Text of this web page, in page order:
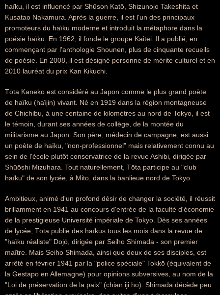
haïku, il est influencé par Shūson Katō, Shizunojo Takeshita et
Kusatao Nakamura. Après la guerre, il est l'un des principaux
promoteurs du haïku moderne et introduit la métaphore dans la
poésie haïku. En 1962, il fonde le groupe Kaitei. Il a publié, en
commençant par l'anthologie Shounen, plus de cinquante recueils
de poésie. En 2008, il est désigné personne de mérite culturel et en
2010 lauréat du prix Kan Kikuchi.
Tōta Kaneko est considéré au Japon comme le plus grand poète
de haïku (haïjin) vivant. Né en 1919 dans la région montagneuse
de Chichibu, à une centaine de kilomètres au nord de Tokyo, il est
le témoin, durant ses années de collège, de la montée du
militarisme au Japon. Son père, médecin de campagne, est aussi
un poète de haïku, "non-professionnel" mais relativement connu au
sein de l'école plutôt conservatrice de la revue Ashibi, dirigée par
Shūōshi Mizuhara. Tout naturellement, Tōta participe au "club
haïku" de son lycée, à Mito, dans la banlieue nord de Tokyo.
Ambitieux, animé d'un profond désir de changer la société, il réussit
brillamment en 1941 au concours d'entrée de la faculté d'économie
de la prestigieuse Université impériale de Tokyo. Dès ses années
de lycée, Tōta publie des haïkus tous les mois dans la revue de
"haïku réaliste" Dojō, dirigée par Seiho Shimada - son premier
maître. Mais Seiho Shimada, ainsi que deux de ses disciples, est
arrêté en février 1941 par la "police spéciale" Tokkō (équivalent de
la Gestapo en Allemagne) pour opinions subversives, au nom de la
"Loi de préservation de la paix" (chian iji hō). Shimada décède peu